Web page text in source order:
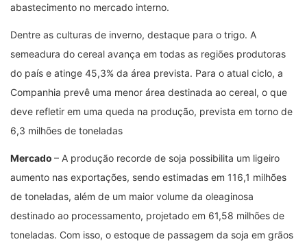
abastecimento no mercado interno.
Dentre as culturas de inverno, destaque para o trigo. A
semeadura do cereal avança em todas as regiões produtoras
do país e atinge 45,3% da área prevista. Para o atual ciclo, a
Companhia prevê uma menor área destinada ao cereal, o que
deve refletir em uma queda na produção, prevista em torno de
6,3 milhões de toneladas
Mercado – A produção recorde de soja possibilita um ligeiro
aumento nas exportações, sendo estimadas em 116,1 milhões
de toneladas, além de um maior volume da oleaginosa
destinado ao processamento, projetado em 61,58 milhões de
toneladas. Com isso, o estoque de passagem da soja em grãos